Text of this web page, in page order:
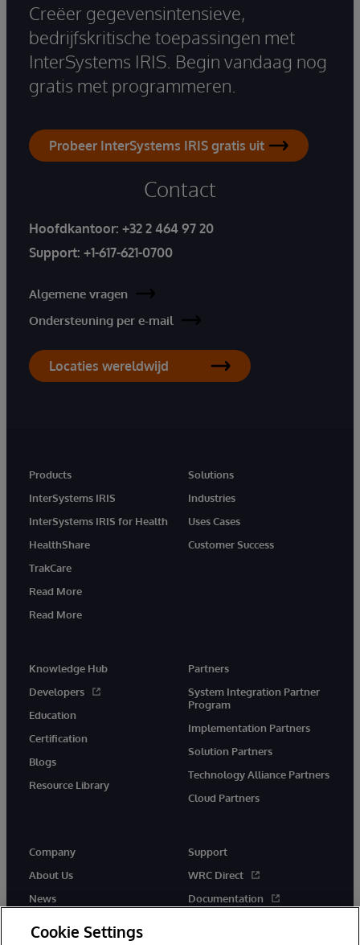
Creëer gegevensintensieve,
bedrijfskritische toepassingen met
InterSystems IRIS. Begin vandaag nog
gratis met programmeren.
Probeer InterSystems IRIS gratis uit
Contact
Hoofdkantoor: +32 2 464 97 20
Support: +1-617-621-0700
Algemene vragen
Ondersteuning per e-mail
Locaties wereldwijd
Products
InterSystems IRIS
InterSystems IRIS for Health
HealthShare
TrakCare
Read More
Read More
Solutions
Industries
Uses Cases
Customer Success
Knowledge Hub
Developers
Education
Certification
Blogs
Resource Library
Partners
System Integration Partner
Program
Implementation Partners
Solution Partners
Technology Alliance Partners
Cloud Partners
Company
About Us
News
Support
WRC Direct
Documentation
Cookie Settings